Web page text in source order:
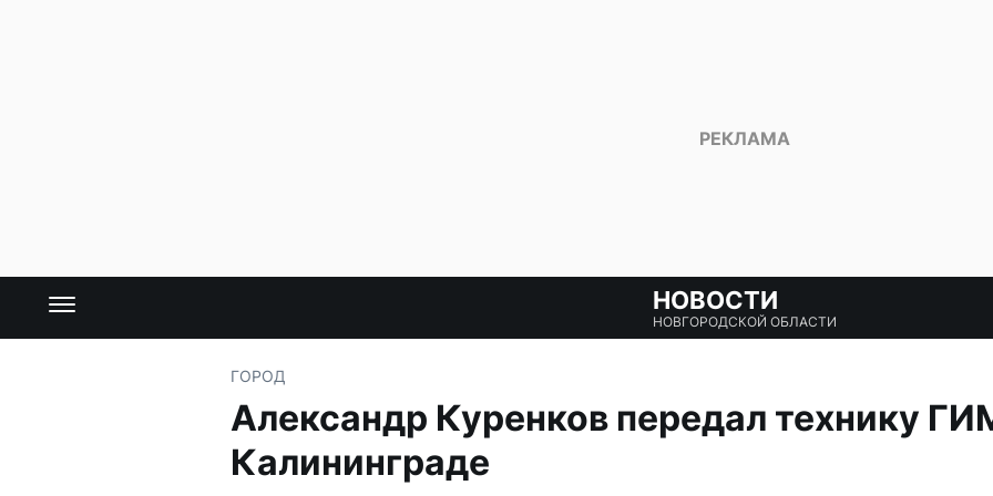
НОВОСТИ
НОВГОРОДСКОЙ ОБЛАСТИ
ГОРОД
Александр Куренков передал технику
Калининграде